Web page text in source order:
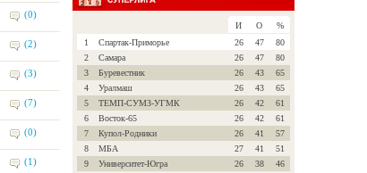
(0)
(2)
(3)
(7)
(0)
(1)
И О
%
1
Спартак-Приморье 26 47
80
2
Самара 26 47
80
3
Буревестник 26 43
65
4
Уралмаш 26 43
65
5
ТЕМП-СУМЗ-УГМК 26 42
61
6
Восток-65 26 42
61
7
Купол-Родники 26 41
57
8
МБА 27 41
51
9
Университет-Югра 26 38
46